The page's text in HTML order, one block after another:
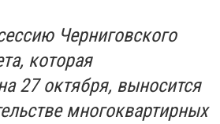
Черниговского
которая
27 октября, выносится
многоквартирных